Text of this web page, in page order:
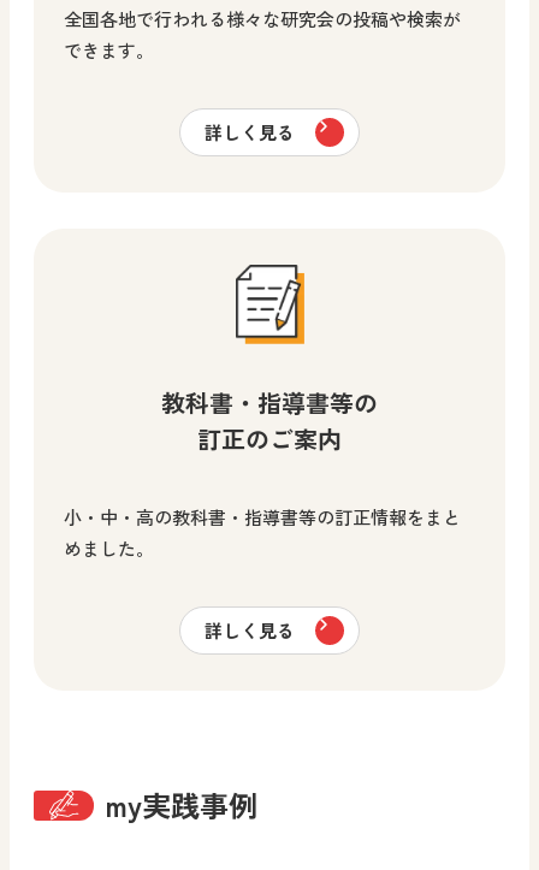
全国各地で行われる様々な研究会の投稿や検索が
できます。
詳しく見る
教科書・指導書等の
訂正のご案内
小・中・高の教科書・指導書等の訂正情報をまと
めました。
詳しく見る
my実践事例